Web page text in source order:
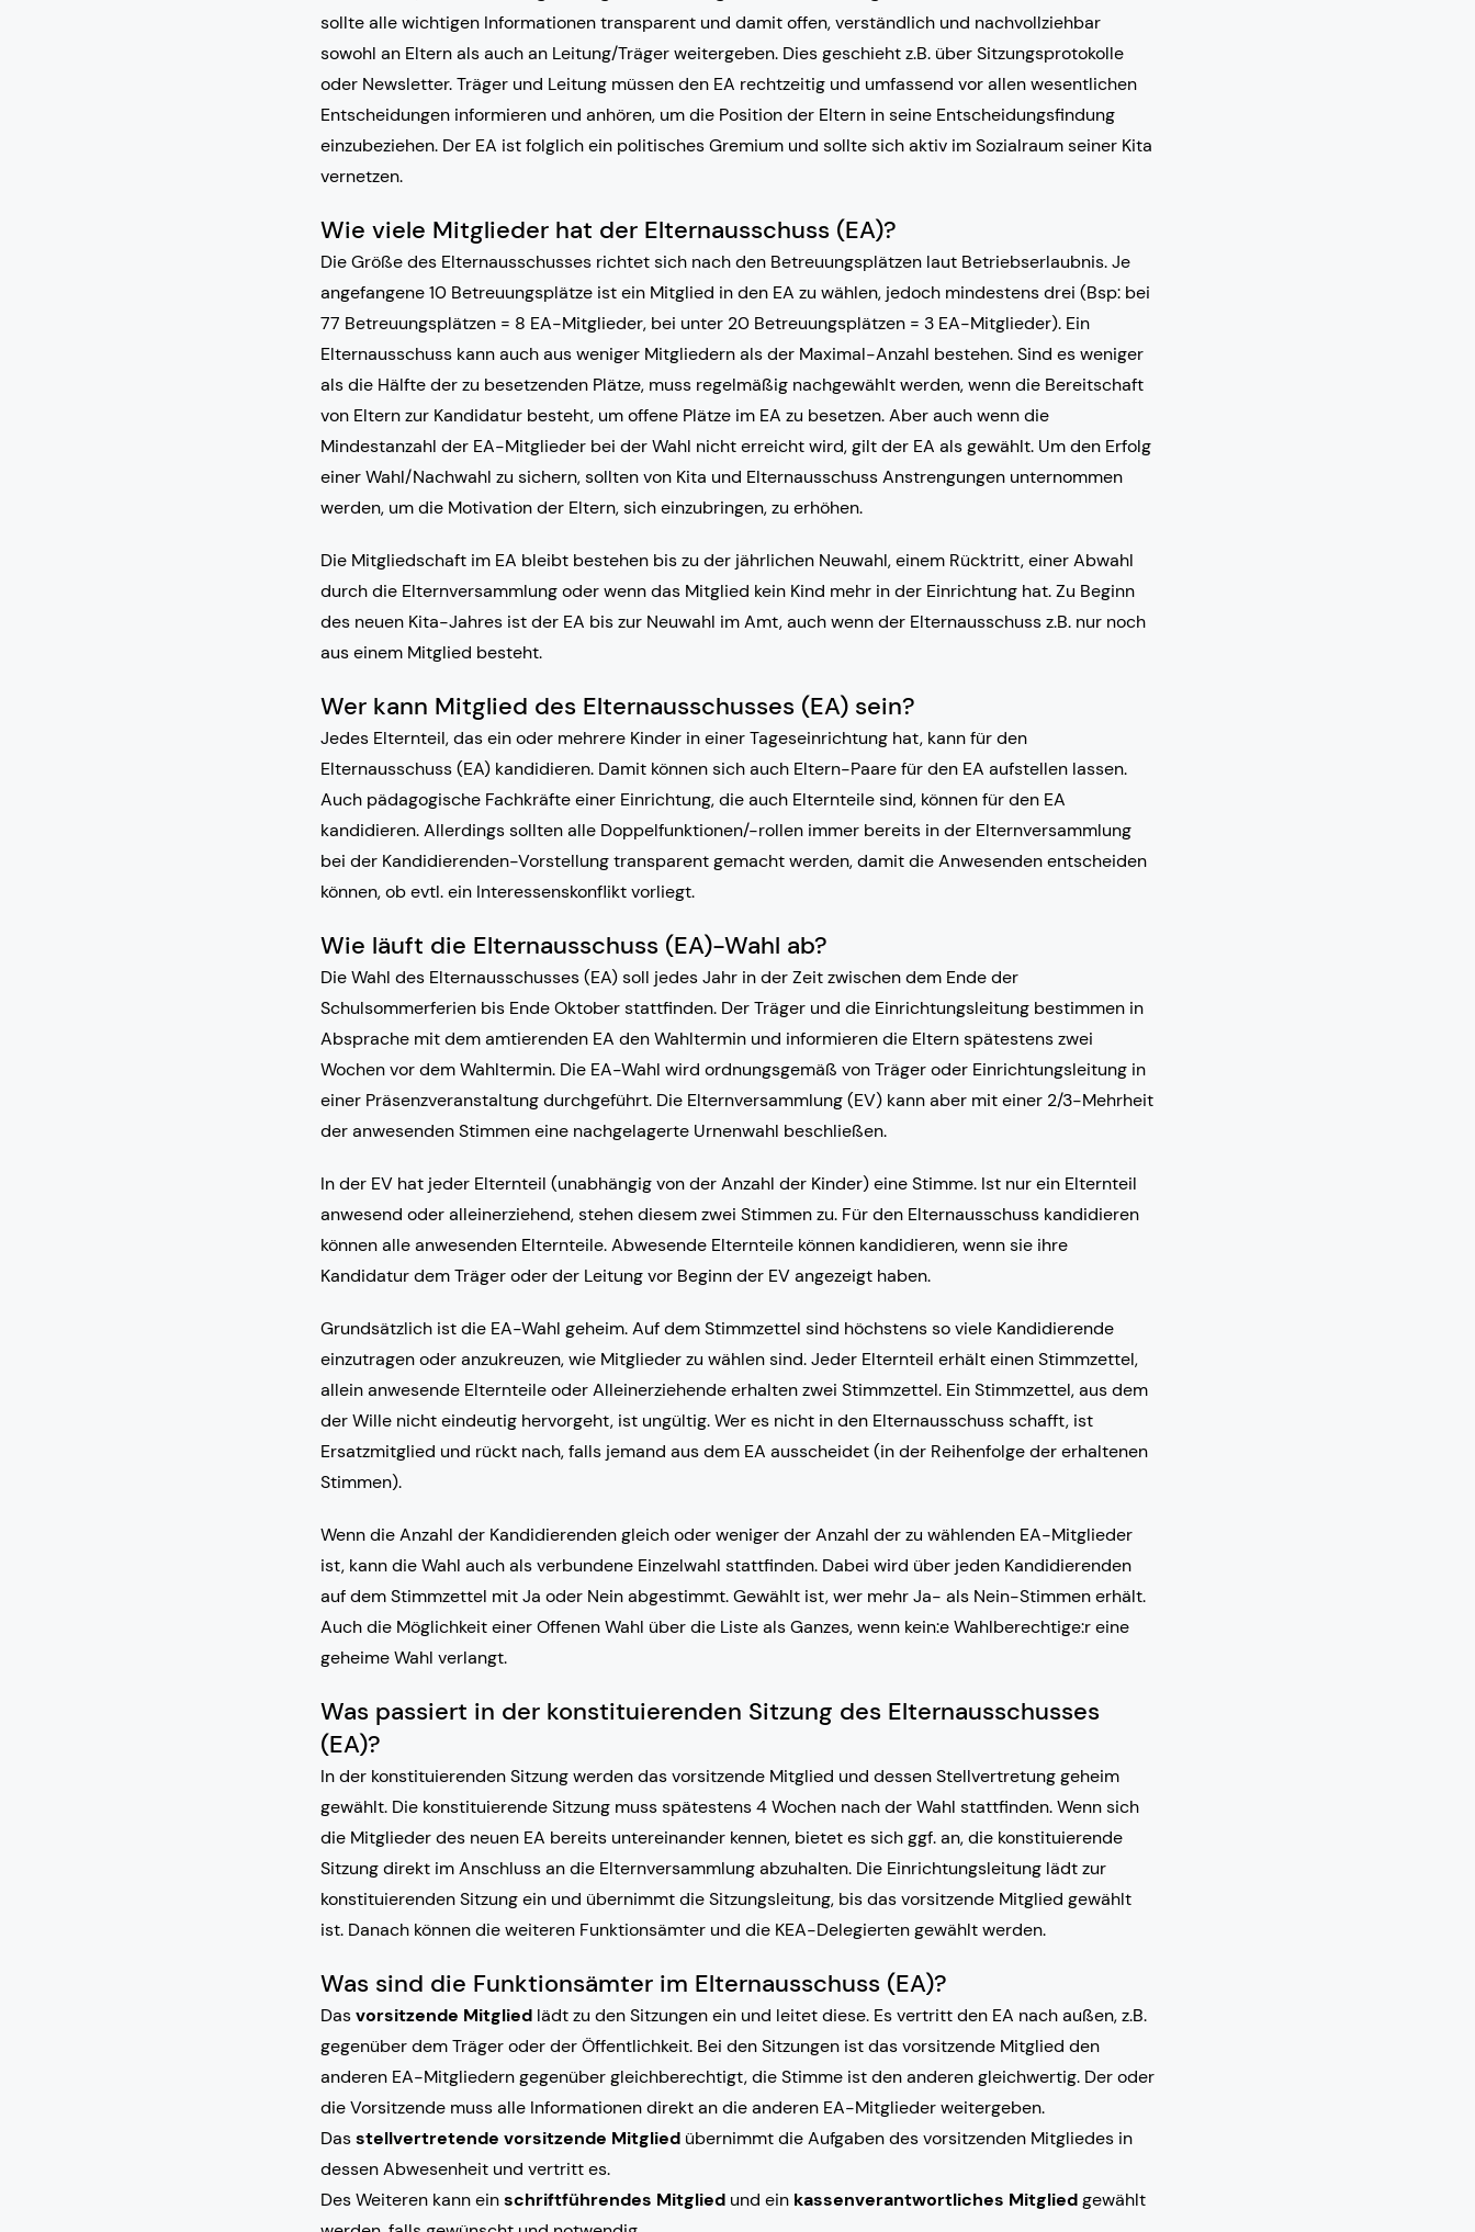
sollte alle wichtigen Informationen transparent und damit offen, verständlich und nachvollziehbar
sowohl an Eltern als auch an Leitung/Träger weitergeben. Dies geschieht z.B. über Sitzungsprotokolle
oder Newsletter. Träger und Leitung müssen den EA rechtzeitig und umfassend vor allen wesentlichen
Entscheidungen informieren und anhören, um die Position der Eltern in seine Entscheidungsfindung
einzubeziehen. Der EA ist folglich ein politisches Gremium und sollte sich aktiv im Sozialraum seiner Kita
vernetzen.
Wie viele Mitglieder hat der Elternausschuss (EA)?
Die Größe des Elternausschusses richtet sich nach den Betreuungsplätzen laut Betriebserlaubnis. Je
angefangene 10 Betreuungsplätze ist ein Mitglied in den EA zu wählen, jedoch mindestens drei (Bsp: bei
77 Betreuungsplätzen = 8 EA-Mitglieder, bei unter 20 Betreuungsplätzen = 3 EA-Mitglieder). Ein
Elternausschuss kann auch aus weniger Mitgliedern als der Maximal-Anzahl bestehen. Sind es weniger
als die Hälfte der zu besetzenden Plätze, muss regelmäßig nachgewählt werden, wenn die Bereitschaft
von Eltern zur Kandidatur besteht, um offene Plätze im EA zu besetzen. Aber auch wenn die
Mindestanzahl der EA-Mitglieder bei der Wahl nicht erreicht wird, gilt der EA als gewählt. Um den Erfolg
einer Wahl/Nachwahl zu sichern, sollten von Kita und Elternausschuss Anstrengungen unternommen
werden, um die Motivation der Eltern, sich einzubringen, zu erhöhen.
Die Mitgliedschaft im EA bleibt bestehen bis zu der jährlichen Neuwahl, einem Rücktritt, einer Abwahl
durch die Elternversammlung oder wenn das Mitglied kein Kind mehr in der Einrichtung hat. Zu Beginn
des neuen Kita-Jahres ist der EA bis zur Neuwahl im Amt, auch wenn der Elternausschuss z.B. nur noch
aus einem Mitglied besteht.
Wer kann Mitglied des Elternausschusses (EA) sein?
Jedes Elternteil, das ein oder mehrere Kinder in einer Tageseinrichtung hat, kann für den
Elternausschuss (EA) kandidieren. Damit können sich auch Eltern-Paare für den EA aufstellen lassen.
Auch pädagogische Fachkräfte einer Einrichtung, die auch Elternteile sind, können für den EA
kandidieren. Allerdings sollten alle Doppelfunktionen/-rollen immer bereits in der Elternversammlung
bei der Kandidierenden-Vorstellung transparent gemacht werden, damit die Anwesenden entscheiden
können, ob evtl. ein Interessenskonflikt vorliegt.
Wie läuft die Elternausschuss (EA)-Wahl ab?
Die Wahl des Elternausschusses (EA) soll jedes Jahr in der Zeit zwischen dem Ende der
Schulsommerferien bis Ende Oktober stattfinden. Der Träger und die Einrichtungsleitung bestimmen in
Absprache mit dem amtierenden EA den Wahltermin und informieren die Eltern spätestens zwei
Wochen vor dem Wahltermin. Die EA-Wahl wird ordnungsgemäß von Träger oder Einrichtungsleitung in
einer Präsenzveranstaltung durchgeführt. Die Elternversammlung (EV) kann aber mit einer 2/3-Mehrheit
der anwesenden Stimmen eine nachgelagerte Urnenwahl beschließen.
In der EV hat jeder Elternteil (unabhängig von der Anzahl der Kinder) eine Stimme. Ist nur ein Elternteil
anwesend oder alleinerziehend, stehen diesem zwei Stimmen zu. Für den Elternausschuss kandidieren
können alle anwesenden Elternteile. Abwesende Elternteile können kandidieren, wenn sie ihre
Kandidatur dem Träger oder der Leitung vor Beginn der EV angezeigt haben.
Grundsätzlich ist die EA-Wahl geheim. Auf dem Stimmzettel sind höchstens so viele Kandidierende
einzutragen oder anzukreuzen, wie Mitglieder zu wählen sind. Jeder Elternteil erhält einen Stimmzettel,
allein anwesende Elternteile oder Alleinerziehende erhalten zwei Stimmzettel. Ein Stimmzettel, aus dem
der Wille nicht eindeutig hervorgeht, ist ungültig. Wer es nicht in den Elternausschuss schafft, ist
Ersatzmitglied und rückt nach, falls jemand aus dem EA ausscheidet (in der Reihenfolge der erhaltenen
Stimmen).
Wenn die Anzahl der Kandidierenden gleich oder weniger der Anzahl der zu wählenden EA-Mitglieder
ist, kann die Wahl auch als verbundene Einzelwahl stattfinden. Dabei wird über jeden Kandidierenden
auf dem Stimmzettel mit Ja oder Nein abgestimmt. Gewählt ist, wer mehr Ja- als Nein-Stimmen erhält.
Auch die Möglichkeit einer Offenen Wahl über die Liste als Ganzes, wenn kein:e Wahlberechtige:r eine
geheime Wahl verlangt.
Was passiert in der konstituierenden Sitzung des Elternausschusses
(EA)?
In der konstituierenden Sitzung werden das vorsitzende Mitglied und dessen Stellvertretung geheim
gewählt. Die konstituierende Sitzung muss spätestens 4 Wochen nach der Wahl stattfinden. Wenn sich
die Mitglieder des neuen EA bereits untereinander kennen, bietet es sich ggf. an, die konstituierende
Sitzung direkt im Anschluss an die Elternversammlung abzuhalten. Die Einrichtungsleitung lädt zur
konstituierenden Sitzung ein und übernimmt die Sitzungsleitung, bis das vorsitzende Mitglied gewählt
ist. Danach können die weiteren Funktionsämter und die KEA-Delegierten gewählt werden.
Was sind die Funktionsämter im Elternausschuss (EA)?
Dasvorsitzende Mitglied lädt zu den Sitzungen ein und leitet diese. Es vertritt den EA nach außen, z.B.
gegenüber dem Träger oder der Öffentlichkeit. Bei den Sitzungen ist das vorsitzende Mitglied den
anderen EA-Mitgliedern gegenüber gleichberechtigt, die Stimme ist den anderen gleichwertig. Der oder
die Vorsitzende muss alle Informationen direkt an die anderen EA-Mitglieder weitergeben.
Dasstellvertretende vorsitzende Mitglied übernimmt die Aufgaben des vorsitzenden Mitgliedes in
dessen Abwesenheit und vertritt es.
Des Weiteren kann einschriftführendes Mitglied und ein kassenverantwortliches Mitgliedgewählt